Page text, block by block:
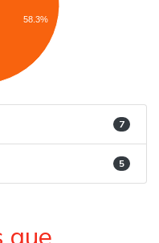
58.3%
7
5